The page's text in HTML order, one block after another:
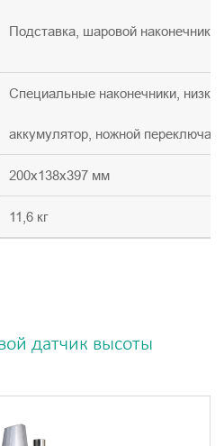
Подставка, шаровой наконечник,
Специальные наконечники,
аккумулятор, ножной
200x138x397 мм
11,6 кг
датчик высоты